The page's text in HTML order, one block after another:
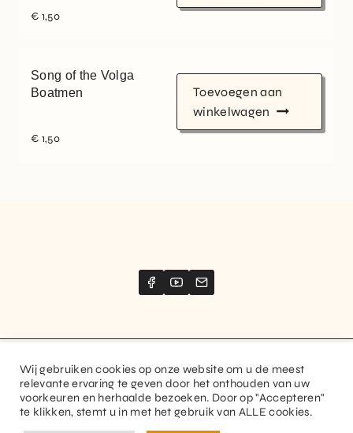
€ 1,50
Song of the Volga
Boatmen
€ 1,50
Toevoegen aan
winkelwagen
Website created byStimize
© 2026 Guitaranthem. All rights reserved.
Wij gebruiken cookies op onze website om u de meest
relevante ervaring te geven door het onthouden van uw
voorkeuren en herhaalde bezoeken. Door op "Accepteren"
te klikken, stemt u in met het gebruik van ALLE cookies.